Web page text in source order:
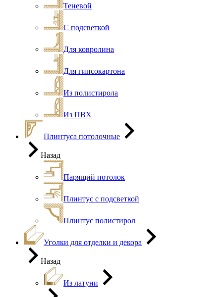
Теневой
С подсветкой
Для ковролина
Для гипсокартона
Из полистирола
Из ПВХ
Плинтуса потолочные
Назад
Парящий потолок
Плинтус с подсветкой
Плинтус полистирол
Уголки для отделки и декора
Назад
Из латуни